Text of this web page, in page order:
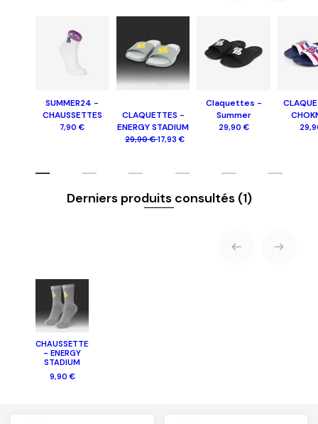
SUMMER24 -
CHAUSSETTES
7,90 €
CLAQUETTES -
ENERGY STADIUM
29,90 €17,93 €
Claquettes -
Summer
29,90 €
Derniers produits consultés (1)
CHAUSSETTES
- ENERGY
STADIUM
9,90 €